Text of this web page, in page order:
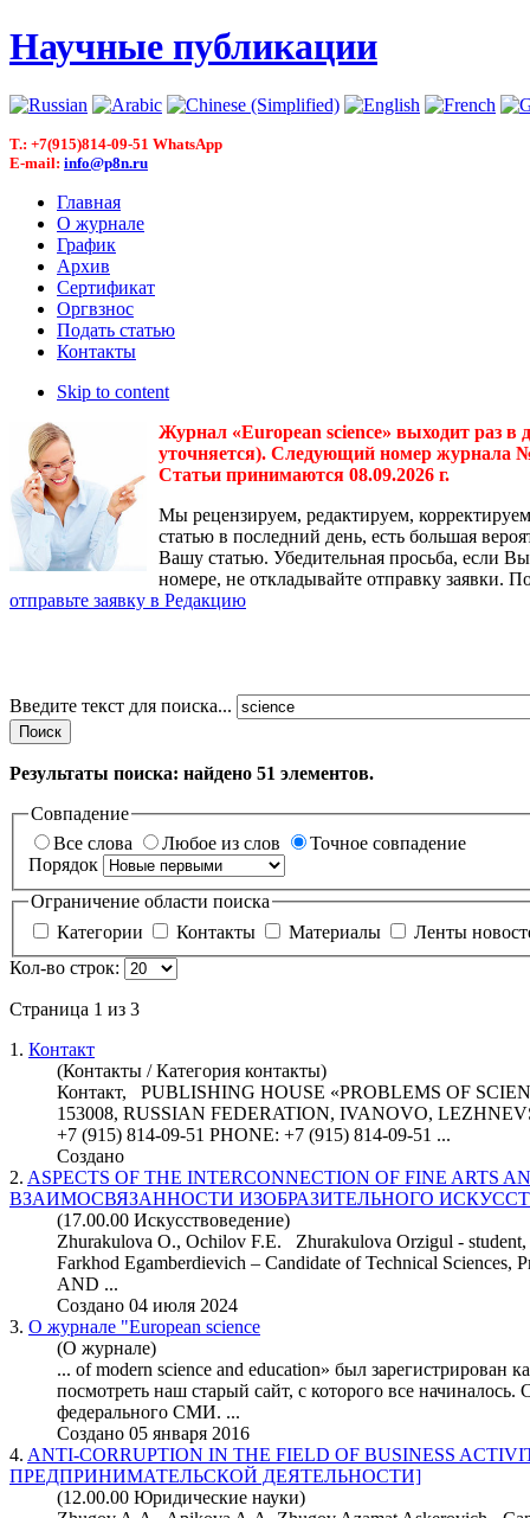
Научные публикации
T.: +7(915)814-09-51 WhatsApp
E-mail: info@p8n.ru
Главная
О журнале
График
Архив
Сертификат
Оргвзнос
Подать статью
Контакты
Skip to content
Журнал «European science» выходит раз в
уточняется). Следующий номер журнала №
Статьи принимаются 08.09.2026 г.
Мы рецензируем, редактируем,
статью в последний день, есть большая
Вашу статью. Убедительная просьба, если
номере, не откладывайте отправку заявки.
отправьте заявку в Редакцию
Введите текст для поиска...
Поиск
Результаты поиска: найдено 51 элементов.
Совпадение
Все слова
Любое из слов
Точное совпадение
Порядок
Ограничение области поиска
Категории
Контакты Материалы
Ленты
Кол-во строк:
Страница 1 из 3
1. Контакт
(Контакты / Категория контакты)
Контакт, PUBLISHING HOUSE «PROBLEMS OF
153008, RUSSIAN FEDERATION, IVANOVO,
+7 (915) 814-09-51 PHONE: +7 (915) 814-09-51 ...
Создано
2. ASPECTS OF THE INTERCONNECTION OF FINE ARTS
ВЗАИМОСВЯЗАННОСТИ ИЗОБРАЗИТЕЛЬНОГО
(17.00.00 Искусствоведение)
Zhurakulova O., Ochilov F.E. Zhurakulova Orzigul -
Farkhod Egamberdievich – Candidate of Technical Sciences,
AND ...
Создано 04 июля 2024
3. О журнале "European science
(О журнале)
... of modern science and education» был зарегистрирован
посмотреть наш старый сайт, с которого все
федерального СМИ. ...
Создано 05 января 2016
4. ANTI-CORRUPTION IN THE FIELD OF BUSINESS
ПРЕДПРИНИМАТЕЛЬСКОЙ ДЕЯТЕЛЬНОСТИ]
(12.00.00 Юридические науки)